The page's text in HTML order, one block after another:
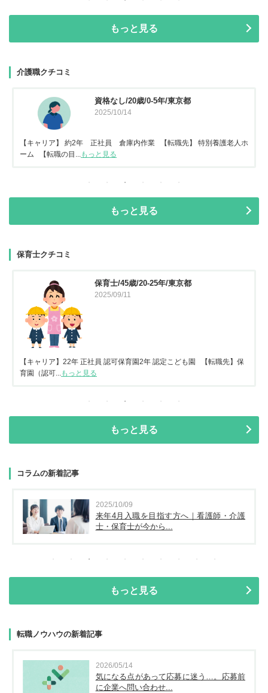
もっと見る
介護職クチコミ
資格なし/20歳/0-5年/東京都
2025/10/14
【キャリア】 約2年 正社員 倉庫内作業 【転職先】 特別養護老人ホ
ーム 【転職の目...
もっと見る
もっと見る
保育士クチコミ
保育士/45歳/20-25年/東京都
2025/09/11
【キャリア】22年 正社員 認可保育園2年 認定こども園 【転職先】保
育園（認可...もっと見る
もっと見る
コラムの新着記事
2025/10/09
来年4月入職を目指す方へ｜看護師・介護
士・保育士が今から...
もっと見る
転職ノウハウの新着記事
2026/05/14
気になる点があって応募に迷う…。応募前
に企業へ問い合わせ...